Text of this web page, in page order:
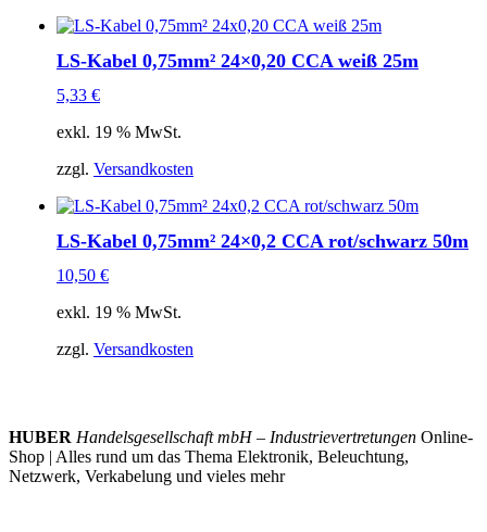
LS-Kabel 0,75mm² 24×0,20 CCA weiß 25m
5,33 €
exkl. 19 % MwSt.
zzgl. Versandkosten
LS-Kabel 0,75mm² 24×0,2 CCA rot/schwarz 50m
10,50 €
exkl. 19 % MwSt.
zzgl. Versandkosten
HUBER Handelsgesellschaft mbH – Industrievertretungen Online-
Shop | Alles rund um das Thema Elektronik, Beleuchtung,
Netzwerk, Verkabelung und vieles mehr